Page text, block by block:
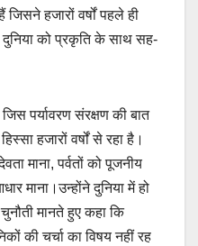
हजारों वर्षों पहले ही
दुनिया को प्रकृति के साथ सह-
पर्यावरण संरक्षण की बात
हजारों वर्षों से रहा है।
माना, पर्वतों को पूजनीय
माना।उन्होंने दुनिया में हो
मानते हुए कहा कि
की चर्चा का विषय नहीं रह